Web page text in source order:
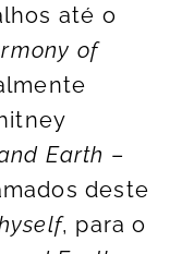
até o
of
Earth –
deste
, para o